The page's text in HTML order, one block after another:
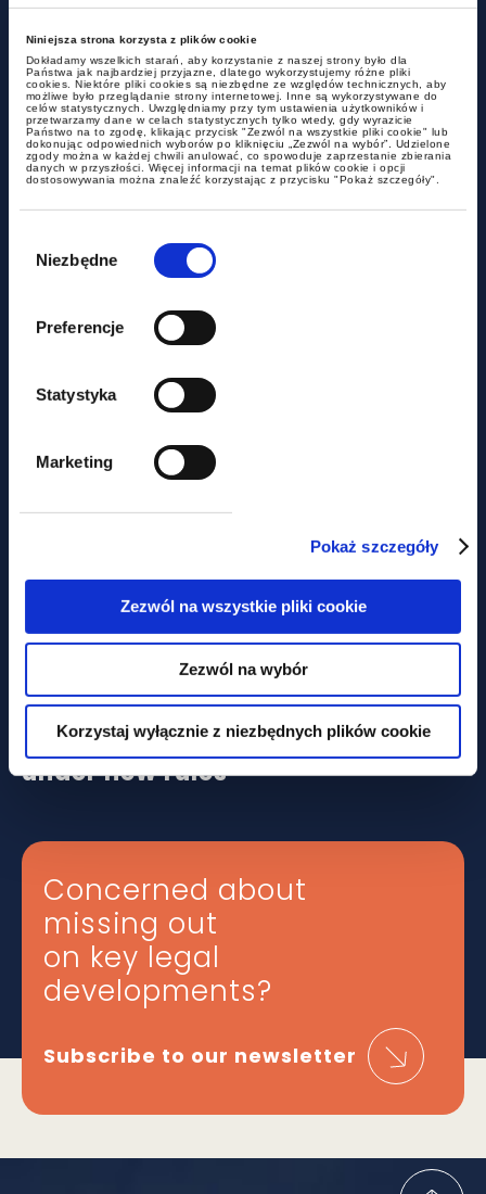
Niniejsza strona korzysta z plików cookie
Dokładamy wszelkich starań, aby korzystanie z naszej strony było dla
Państwa jak najbardziej przyjazne, dlatego wykorzystujemy różne pliki
cookies. Niektóre pliki cookies są niezbędne ze względów technicznych, aby
możliwe było przeglądanie strony internetowej. Inne są wykorzystywane do
celów statystycznych. Uwzględniamy przy tym ustawienia użytkowników i
przetwarzamy dane w celach statystycznych tylko wtedy, gdy wyrazicie
Państwo na to zgodę, klikając przycisk "Zezwól na wszystkie pliki cookie" lub
dokonując odpowiednich wyborów po kliknięciu „Zezwól na wybór”. Udzielone
zgody można w każdej chwili anulować, co spowoduje zaprzestanie zbierania
danych w przyszłości. Więcej informacji na temat plików cookie i opcji
dostosowywania można znaleźć korzystając z przycisku "Pokaż szczegóły".
zgody
Niezbędne
Preferencje
Statystyka
Marketing
Pokaż szczegóły
Zezwól na wszystkie pliki cookie
Zezwól na wybór
Korzystaj wyłącznie z niezbędnych plików cookie
news
New regulations on transparency
of remuneration in the
recruitment process
news
LABOUR LAW NEWSLETTER –
collective labour agreements
under new rules
Concerned about
missing out
on key legal
developments?
Subscribe to our newsletter